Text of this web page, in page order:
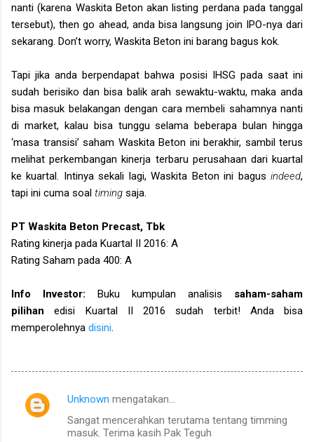
nanti (karena Waskita Beton akan listing perdana pada tanggal
tersebut), then go ahead, anda bisa langsung join IPO-nya dari
sekarang. Don’t worry, Waskita Beton ini barang bagus kok.
Tapi jika anda berpendapat bahwa posisi IHSG pada saat ini
sudah berisiko dan bisa balik arah sewaktu-waktu, maka anda
bisa masuk belakangan dengan cara membeli sahamnya nanti
di market, kalau bisa tunggu selama beberapa bulan hingga
‘masa transisi’ saham Waskita Beton ini berakhir, sambil terus
melihat perkembangan kinerja terbaru perusahaan dari kuartal
ke kuartal. Intinya sekali lagi, Waskita Beton ini bagus indeed,
tapi ini cuma soal timing saja.
PT Waskita Beton Precast, Tbk
Rating kinerja pada Kuartal II 2016: A
Rating Saham pada 400: A
Info Investor: Buku kumpulan analisis saham-saham
pilihan edisi Kuartal II 2016 sudah terbit! Anda bisa
memperolehnya disini
K
Unknown mengatakan…
Sangat mencerahkan terutama tentang timming
masuk. Terima kasih Pak Teguh